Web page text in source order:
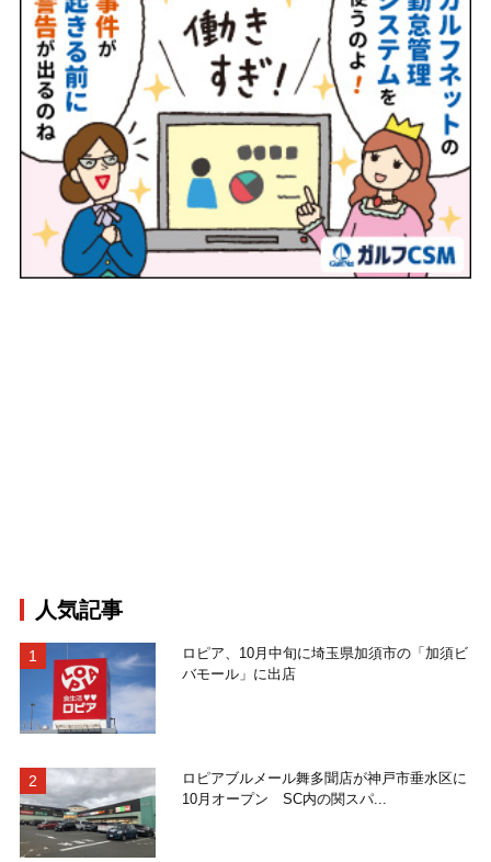
人気記事
ロピア、10月中旬に埼玉県加須市の「加須ビ
バモール」に出店
ロピアブルメール舞多聞店が神戸市垂水区に
10月オープン SC内の関スパ...